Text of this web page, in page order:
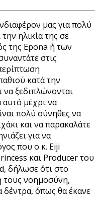
μας για πολύ
ηλικία της σε
της Epona ή των
στις
κατά την
να ξεδιπλώνονται
αυτό μέχρι να
πολύ σύνηθες να
και να παρακαλάτε
για να
που ο κ. Eiji
και Producer του
δήλωσε ότι στο
τους νοημοσύνη,
δέντρα, όπως θα έκανε